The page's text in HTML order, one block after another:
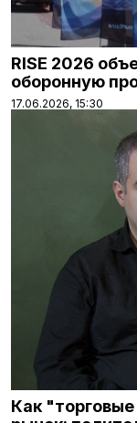
RISE 2026
оборонную
17.06.2026, 15:30
Как